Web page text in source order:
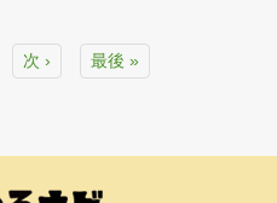
次 › 最後 »